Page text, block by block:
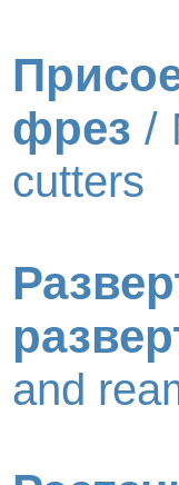
фрез /
cutters
and